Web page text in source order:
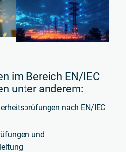
im Bereich EN/IEC
unter anderem:
nach EN/IEC
und